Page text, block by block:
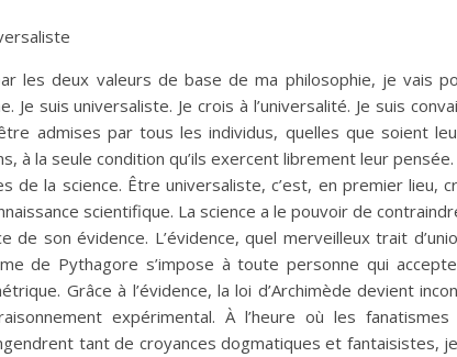
les deux valeurs de base de ma philosophie, je vais
Je suis universaliste. Je crois à l’universalité. Je suis
admises par tous les individus, quelles que soient
à la seule condition qu’ils exercent librement leur
de la science. Être universaliste, c’est, en premier lieu,
scientifique. La science a le pouvoir de
de son évidence. L’évidence, quel merveilleux trait
de Pythagore s’impose à toute personne qui
Grâce à l’évidence, la loi d’Archimède devient
expérimental. À l’heure où les
tant de croyances dogmatiques et fantaisistes,